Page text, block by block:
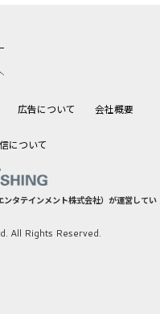
広告について 会社概要
について
タテインメント株式会社）が運営してい
All Rights Reserved.